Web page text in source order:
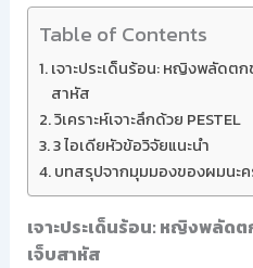
Table of Contents
เจาะประเด็นร้อน: หญิงพลัดต
สาหัส
วิเคราะห์เจาะลึกด้วย PESTEL
3 ไอเดียหัวข้อวิจัยแนะนำ
บทสรุปจากมุมมองของผมนะ
เจาะประเด็นร้อน: หญิงพลัด
เจ็บสาหัส